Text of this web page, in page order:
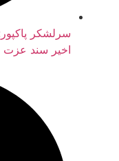
سرلشکر پاکپور:
اخیر سند عزت ایرانیان